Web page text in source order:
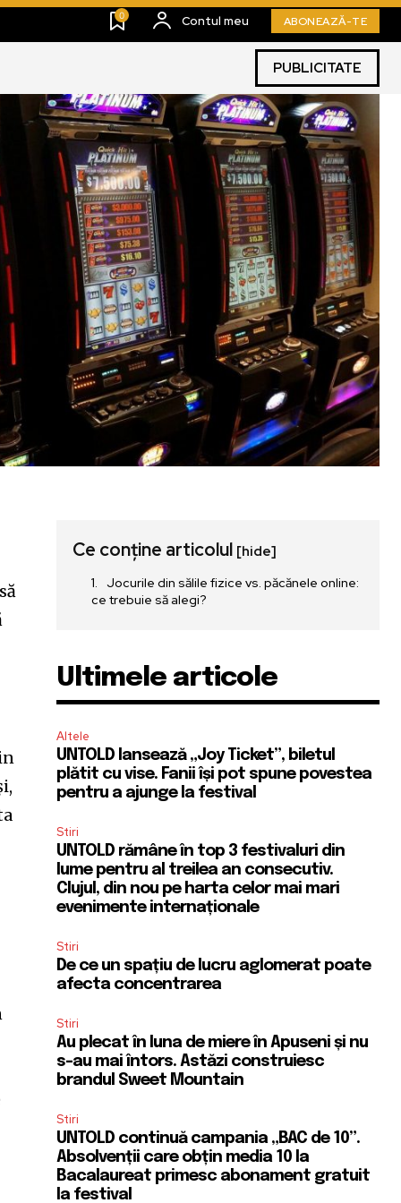
0 Contul meu ABONEAZĂ-TE
PUBLICITATE
Ce conține articolul [hide]
Jocurile din sălile fizice vs. păcănele online:
ce trebuie să alegi?
Ultimele articole
Altele
UNTOLD lansează „Joy Ticket”, biletul
plătit cu vise. Fanii își pot spune povestea
pentru a ajunge la festival
Stiri
UNTOLD rămâne în top 3 festivaluri din
lume pentru al treilea an consecutiv.
Clujul, din nou pe harta celor mai mari
evenimente internaționale
Stiri
De ce un spațiu de lucru aglomerat poate
afecta concentrarea
Stiri
Au plecat în luna de miere în Apuseni și nu
s-au mai întors. Astăzi construiesc
brandul Sweet Mountain
Stiri
UNTOLD continuă campania „BAC de 10”.
Absolvenții care obțin media 10 la
Bacalaureat primesc abonament gratuit
la festival